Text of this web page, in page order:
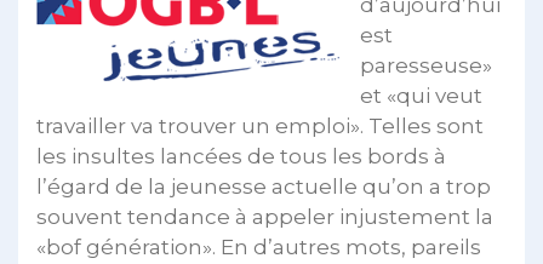
d’aujourd’hui
est
paresseuse»
et «qui veut
travailler va trouver un emploi». Telles sont
les insultes lancées de tous les bords à
l’égard de la jeunesse actuelle qu’on a trop
souvent tendance à appeler injustement la
«bof génération». En d’autres mots, pareils